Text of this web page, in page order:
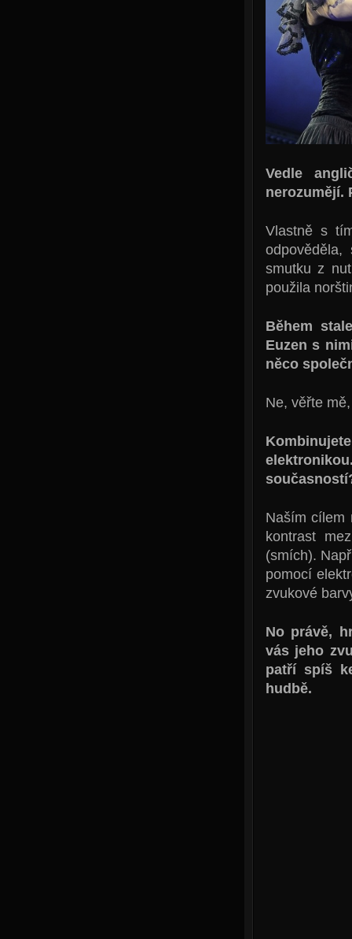
Vedle
nerozumějí.
Vlastně s
smutku z
použila
Během
Euzen s
něco
Ne, věřte
Naším cílem
kontrast
(smích).
pomocí
zvukové
No právě,
vás jeho
patří spíš
hudbě.